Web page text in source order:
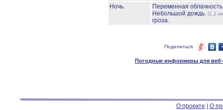
Ночь
Переменная
Небольшой дождь. (1.2
гроза.
Поделиться
Погодные информеры для веб-
О проекте О